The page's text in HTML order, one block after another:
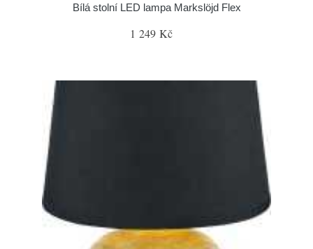
Bílá stolní LED lampa Markslöjd Flex
1 249 Kč